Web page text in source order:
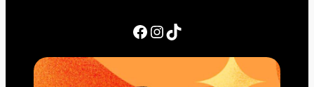
Facebook InstagramTikTok